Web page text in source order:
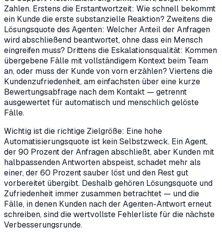
Zahlen. Erstens die Erstantwortzeit: Wie schnell bekommt
ein Kunde die erste substanzielle Reaktion? Zweitens die
Lösungsquote des Agenten: Welcher Anteil der Anfragen
wird abschließend beantwortet, ohne dass ein Mensch
eingreifen muss? Drittens die Eskalationsqualität: Kommen
übergebene Fälle mit vollständigem Kontext beim Team
an, oder muss der Kunde von vorn erzählen? Viertens die
Kundenzufriedenheit, am einfachsten über eine kurze
Bewertungsabfrage nach dem Kontakt — getrennt
ausgewertet für automatisch und menschlich gelöste
Fälle.
Wichtig ist die richtige Zielgröße: Eine hohe
Automatisierungsquote ist kein Selbstzweck. Ein Agent,
der 90 Prozent der Anfragen abschließt, aber Kunden mit
halbpassenden Antworten abspeist, schadet mehr als
einer, der 60 Prozent sauber löst und den Rest gut
vorbereitet übergibt. Deshalb gehören Lösungsquote und
Zufriedenheit immer zusammen betrachtet — und die
Fälle, in denen Kunden nach der Agenten-Antwort erneut
schreiben, sind die wertvollste Fehlerliste für die nächste
Verbesserungsrunde.